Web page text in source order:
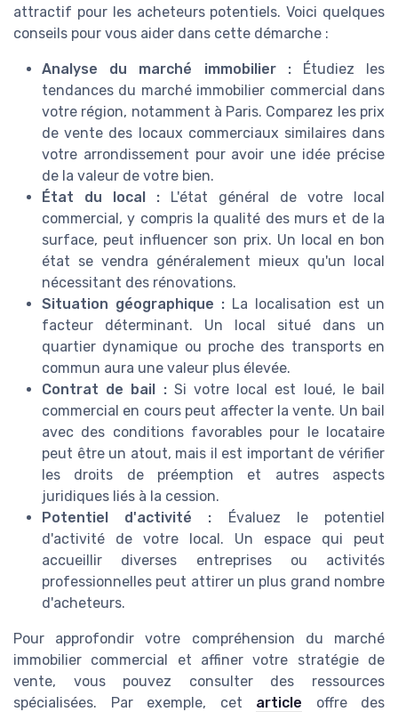
attractif pour les acheteurs potentiels. Voici quelques
conseils pour vous aider dans cette démarche :
Analyse du marché immobilier :Étudiez les
tendances du marché immobilier commercial dans
votre région, notamment à Paris. Comparez les prix
de vente des locaux commerciaux similaires dans
votre arrondissement pour avoir une idée précise
de la valeur de votre bien.
État du local : L'état général de votre local
commercial, y compris la qualité des murs et de la
surface, peut influencer son prix. Un local en bon
état se vendra généralement mieux qu'un local
nécessitant des rénovations.
Situation géographique : La localisation est un
facteur déterminant. Un local situé dans un
quartier dynamique ou proche des transports en
commun aura une valeur plus élevée.
Contrat de bail :Si votre local est loué, le bail
commercial en cours peut affecter la vente. Un bail
avec des conditions favorables pour le locataire
peut être un atout, mais il est important de vérifier
les droits de préemption et autres aspects
juridiques liés à la cession.
Potentiel d'activité : Évaluez le potentiel
d'activité de votre local. Un espace qui peut
accueillir diverses entreprises ou activités
professionnelles peut attirer un plus grand nombre
d'acheteurs.
Pour approfondir votre compréhension du marché
immobilier commercial et affiner votre stratégie de
vente, vous pouvez consulter des ressources
spécialisées. Par exemple, cet article offre des